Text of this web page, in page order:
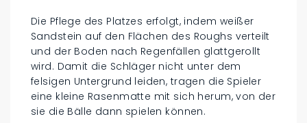
Die Pflege des Platzes erfolgt, indem weißer
Sandstein auf den Flächen des Roughs verteilt
und der Boden nach Regenfällen glattgerollt
wird. Damit die Schläger nicht unter dem
felsigen Untergrund leiden, tragen die Spieler
eine kleine Rasenmatte mit sich herum, von der
sie die Bälle dann spielen können.